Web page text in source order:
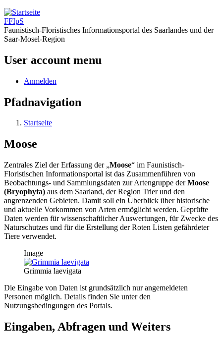
FFIpS
Faunistisch-Floristisches Informationsportal des Saarlandes und der
Saar-Mosel-Region
User account menu
Anmelden
Pfadnavigation
Startseite
Moose
Zentrales Ziel der Erfassung der „Moose“ im Faunistisch-
Floristischen Informationsportal ist das Zusammenführen von
Beobachtungs- und Sammlungsdaten zur Artengruppe derMoose
(Bryophyta) aus dem Saarland, der Region Trier und den
angrenzenden Gebieten. Damit soll ein Überblick über historische
und aktuelle Vorkommen von Arten ermöglicht werden. Geprüfte
Daten werden für wissenschaftlicher Auswertungen, für Zwecke des
Naturschutzes und für die Erstellung der Roten Listen gefährdeter
Tiere verwendet.
Image
Grimmia laevigata
Die Eingabe von Daten ist grundsätzlich nur angemeldeten
Personen möglich. Details finden Sie unter den
Nutzungsbedingungen des Portals.
Eingaben, Abfragen und Weiters